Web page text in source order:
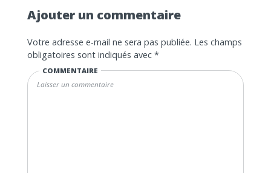
Ajouter un commentaire
Votre adresse e-mail ne sera pas publiée. Les champs
obligatoires sont indiqués avec *
COMMENTAIRE